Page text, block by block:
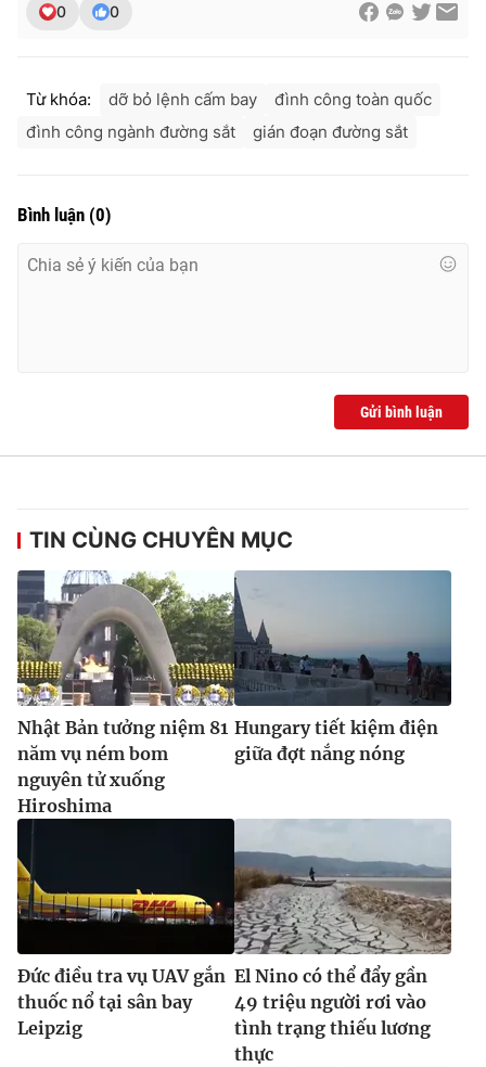
0 0
Từ khóa: dỡ bỏ lệnh cấm bay
đình công toàn quốc
đình công ngành đường sắt
gián đoạn đường sắt
Bình luận (0)
Gửi bình luận
TIN CÙNG CHUYÊN MỤC
Nhật Bản tưởng niệm 81
năm vụ ném bom
nguyên tử xuống
Hiroshima
Hungary tiết kiệm điện
giữa đợt nắng nóng
Đức điều tra vụ UAV gắn
thuốc nổ tại sân bay
Leipzig
El Nino có thể đẩy gần
49 triệu người rơi vào
tình trạng thiếu lương
thực